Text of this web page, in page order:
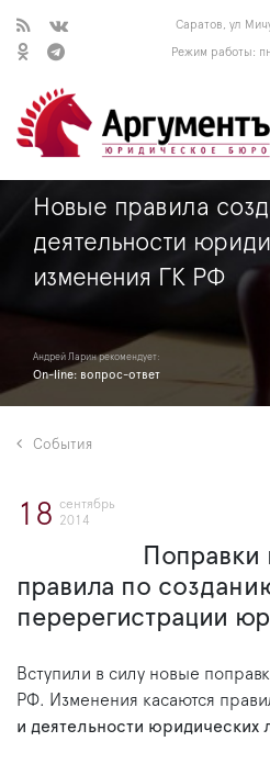
Саратов, ул
Режим работы:
Новые правила
деятельности
изменения ГК РФ
Андрей Ларин рекомендует:
On-line: вопрос-ответ
События
18
сентябрь
2014
правила по
перерегистрации
Вступили в силу новые
РФ. Изменения касаются
и деятельности юридических